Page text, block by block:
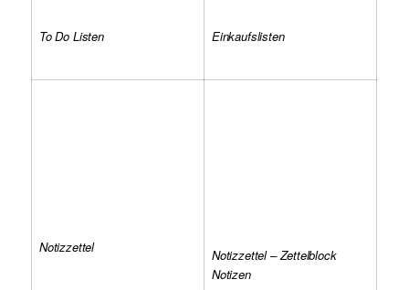
To Do Listen Einkaufslisten
Notizzettel
Notizzettel – Zettelblock
Notizen